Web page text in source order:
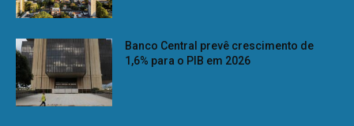
Banco Central prevê crescimento de
1,6% para o PIB em 2026